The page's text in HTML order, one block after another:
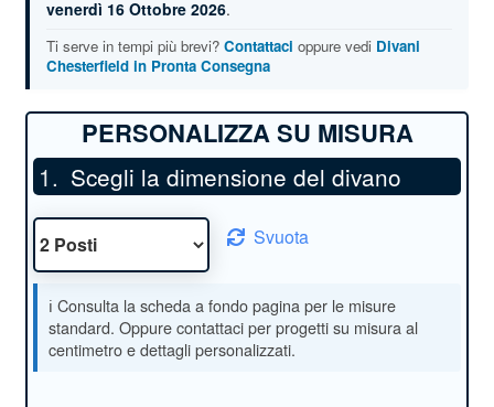
venerdì 16 Ottobre 2026.
Ti serve in tempi più brevi? Contattaci oppure vedi Divani
Chesterfield in Pronta Consegna
Scegli la dimensione del divano
Svuota